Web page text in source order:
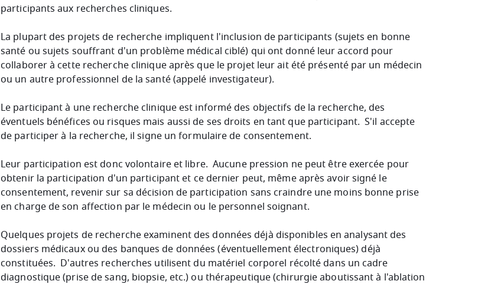
participants aux recherches cliniques.
La plupart des projets de recherche impliquent l'inclusion de participants (sujets en bonne
santé ou sujets souffrant d'un problème médical ciblé) qui ont donné leur accord pour
collaborer à cette recherche clinique après que le projet leur ait été présenté par un médecin
ou un autre professionnel de la santé (appelé investigateur).
Le participant à une recherche clinique est informé des objectifs de la recherche, des
éventuels bénéfices ou risques mais aussi de ses droits en tant que participant. S'il accepte
de participer à la recherche, il signe un formulaire de consentement.
Leur participation est donc volontaire et libre. Aucune pression ne peut être exercée pour
obtenir la participation d'un participant et ce dernier peut, même après avoir signé le
consentement, revenir sur sa décision de participation sans craindre une moins bonne prise
en charge de son affection par le médecin ou le personnel soignant.
Quelques projets de recherche examinent des données déjà disponibles en analysant des
dossiers médicaux ou des banques de données (éventuellement électroniques) déjà
constituées. D'autres recherches utilisent du matériel corporel récolté dans un cadre
diagnostique (prise de sang, biopsie, etc.) ou thérapeutique (chirurgie aboutissant à l'ablation